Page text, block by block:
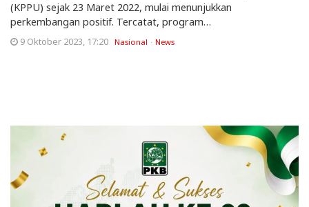
(KPPU) sejak 23 Maret 2022, mulai menunjukkan
perkembangan positif. Tercatat, program…
9 Oktober 2023, 17:20 Nasional News